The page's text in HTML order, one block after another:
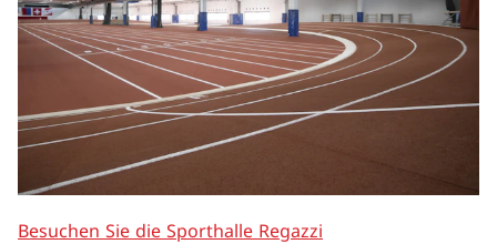
Besuchen Sie die Sporthalle Regazzi